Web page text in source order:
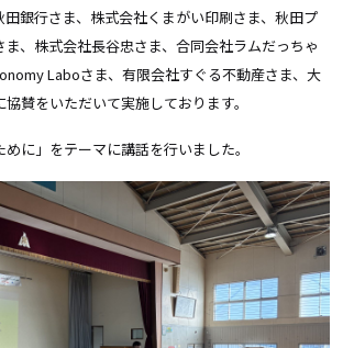
銀行さま、株式会社くまがい印刷さま、秋田プ
、株式会社長谷忠さま、合同会社ラムだっちゃ
Laboさま、有限会社すぐる不動産さま、大
賛をいただいて実施しております。
に」をテーマに講話を行いました。